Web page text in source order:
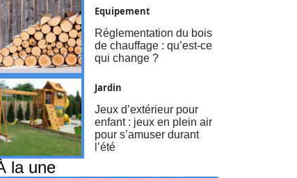
Equipement
Réglementation du bois
de chauffage : qu’est-ce
qui change ?
Jardin
Jeux d’extérieur pour
enfant : jeux en plein air
pour s’amuser durant
l’été
la une